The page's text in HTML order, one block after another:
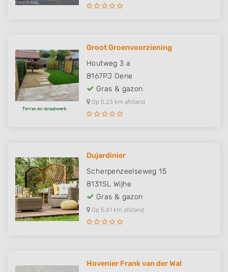
Groot Groenvoorziening
Houtweg 3 a
8167PJ Oene
Gras & gazon
Op 5,23 km afstand
Dujardinier
Scherpenzeelseweg 15
8131SL Wijhe
Gras & gazon
Op 5,61 km afstand
Hovenier Frank van der Wal